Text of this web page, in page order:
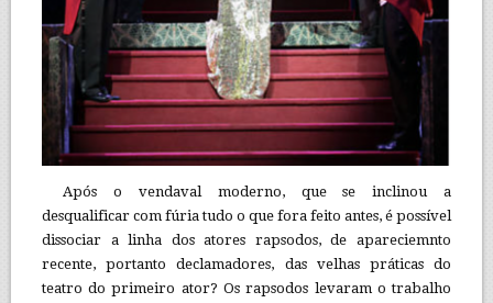
Após o vendaval moderno, que se inclinou a
desqualificar com fúria tudo o que fora feito antes, é possível
dissociar a linha dos atores rapsodos, de apareciemnto
recente, portanto declamadores, das velhas práticas do
teatro do primeiro ator? Os rapsodos levaram o trabalho